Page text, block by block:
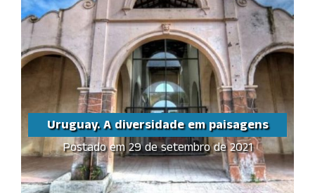
Uruguay. A diversidade em paisagens
Postado em 29 de setembro de 2021
Uruguay. A diversidade
em paisagens